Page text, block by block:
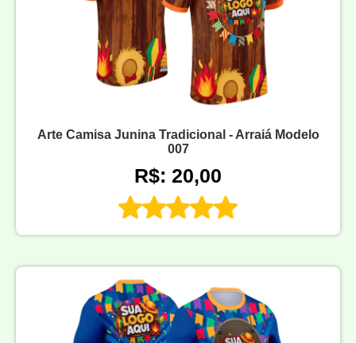
Arte Camisa Junina Tradicional - Arraiá Modelo
007
R$: 20,00